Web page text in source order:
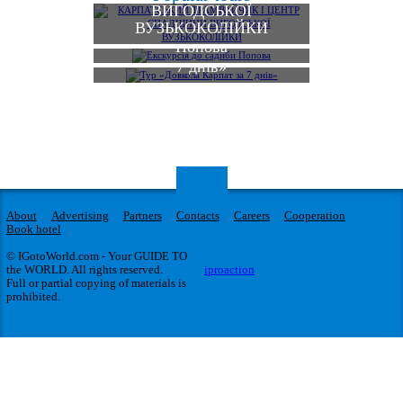
ВИГОДСЬКОЇ
ВУЗЬКОКОЛІЙКИ
Екскурсія до садиби
Попова
Тур «Довкола Карпат за
7 днів»
About Advertising Partners Contacts Careers
Cooperation
Book hotel
© IGotoWorld.com - Your GUIDE TO
the WORLD. All rights reserved.
Full or partial copying of materials is
prohibited.
iproaction